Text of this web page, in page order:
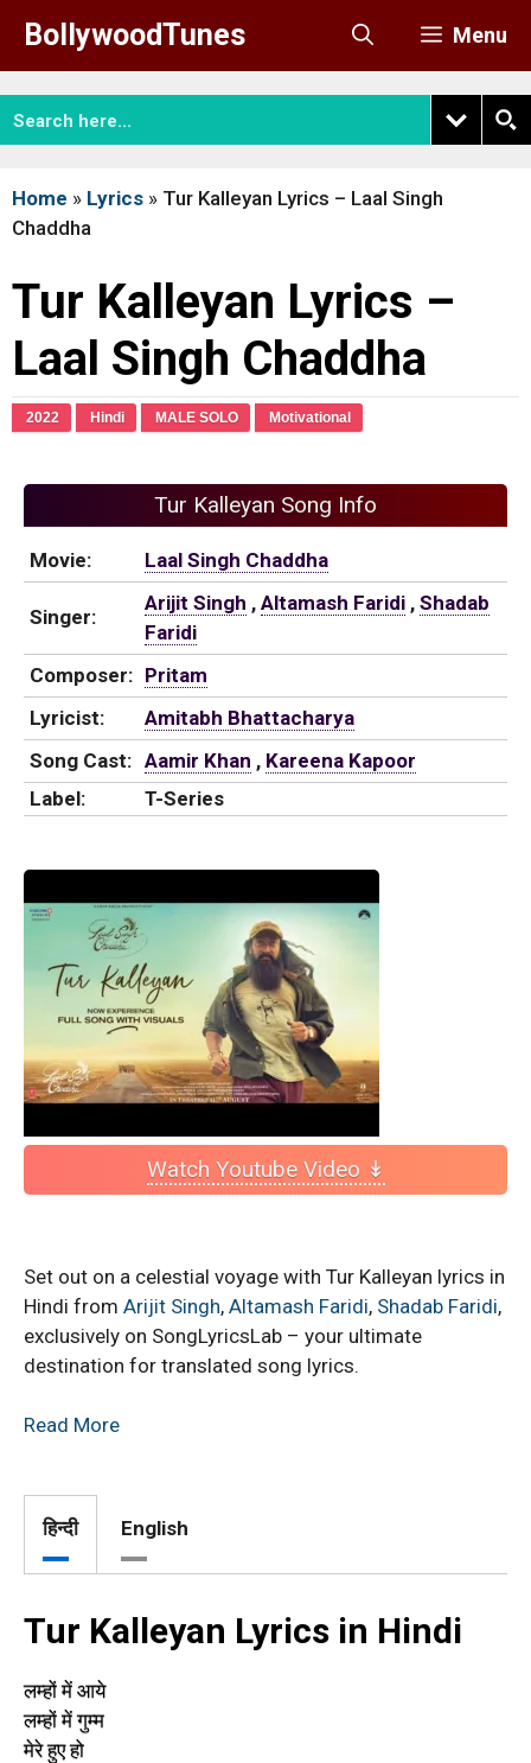
content
BollywoodTunes Menu
Home » Lyrics » Tur Kalleyan Lyrics – Laal Singh
Chaddha
Tur Kalleyan Lyrics –
Laal Singh Chaddha
2022 Hindi MALE SOLO Motivational
Tur Kalleyan Song Info
Movie: Laal Singh Chaddha
Singer:
Arijit Singh , Altamash Faridi , Shadab
Faridi
Composer: Pritam
Lyricist:
Amitabh Bhattacharya
Song Cast: Aamir Khan , Kareena Kapoor
Label:
T-Series
Watch Youtube Video ↡
Set out on a celestial voyage with Tur Kalleyan lyrics in
Hindi from Arijit Singh, Altamash Faridi, Shadab Faridi,
exclusively on SongLyricsLab – your ultimate
destination for translated song lyrics.
Read More
हिन्दी English
Tur Kalleyan Lyrics in Hindi
लम्हों में आये
लम्हों में गुम्म
मेरे हुए हो